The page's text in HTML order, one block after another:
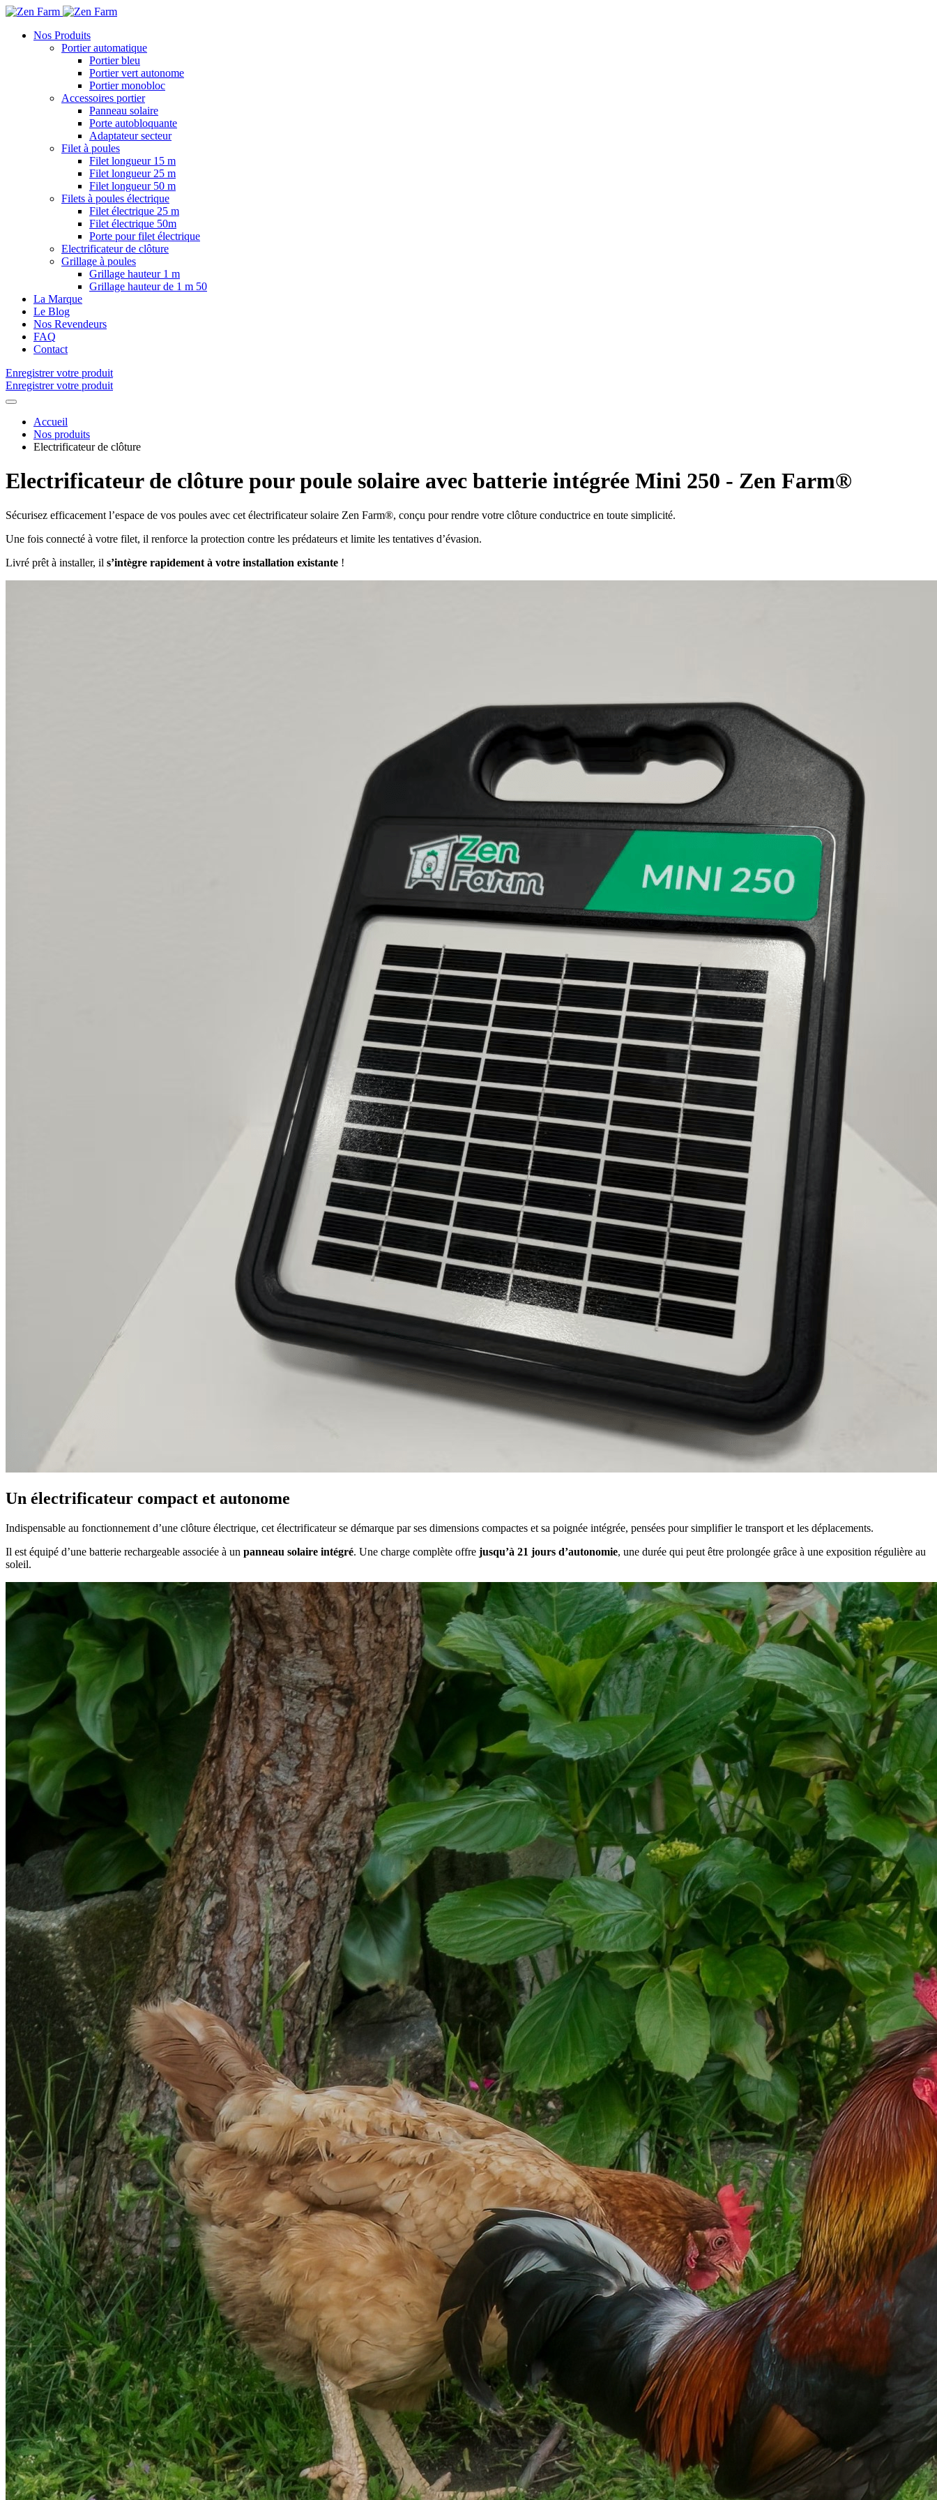
Nos Produits
Portier automatique
Portier bleu
Portier vert autonome
Portier monobloc
Accessoires portier
Panneau solaire
Porte autobloquante
Adaptateur secteur
Filet à poules
Filet longueur 15 m
Filet longueur 25 m
Filet longueur 50 m
Filets à poules électrique
Filet électrique 25 m
Filet électrique 50m
Porte pour filet électrique
Electrificateur de clôture
Grillage à poules
Grillage hauteur 1 m
Grillage hauteur de 1 m 50
La Marque
Le Blog
Nos Revendeurs
FAQ
Contact
Enregistrer votre produit
Enregistrer votre produit
Accueil
Nos produits
Electrificateur de clôture
Electrificateur de clôture pour poule solaire avec batterie intégrée Mini 250 - Zen Farm®
Sécurisez efficacement l’espace de vos poules avec cet électrificateur solaire Zen Farm®, conçu pour rendre votre clôture conductrice en toute simplicité.
Une fois connecté à votre filet, il renforce la protection contre les prédateurs et limite les tentatives d’évasion.
Livré prêt à installer, il s’intègre rapidement à votre installation existante !
Un électrificateur compact et autonome
Indispensable au fonctionnement d’une clôture électrique, cet électrificateur se démarque par ses dimensions compactes et sa poignée intégrée, pensées pour simplifier le transport et les déplacements.
Il est équipé d’une batterie rechargeable associée à un panneau solaire intégré. Une charge complète offre jusqu’à 21 jours d’autonomie, une durée qui peut être prolongée grâce à une exposition régulière au
soleil.